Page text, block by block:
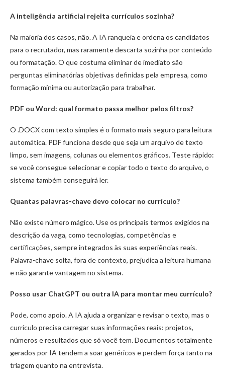
A inteligência artificial rejeita currículos sozinha?
Na maioria dos casos, não. A IA ranqueia e ordena os candidatos
para o recrutador, mas raramente descarta sozinha por conteúdo
ou formatação. O que costuma eliminar de imediato são
perguntas eliminatórias objetivas definidas pela empresa, como
formação mínima ou autorização para trabalhar.
PDF ou Word: qual formato passa melhor pelos filtros?
O .DOCX com texto simples é o formato mais seguro para leitura
automática. PDF funciona desde que seja um arquivo de texto
limpo, sem imagens, colunas ou elementos gráficos. Teste rápido:
se você consegue selecionar e copiar todo o texto do arquivo, o
sistema também conseguirá ler.
Quantas palavras-chave devo colocar no currículo?
Não existe número mágico. Use os principais termos exigidos na
descrição da vaga, como tecnologias, competências e
certificações, sempre integrados às suas experiências reais.
Palavra-chave solta, fora de contexto, prejudica a leitura humana
e não garante vantagem no sistema.
Posso usar ChatGPT ou outra IA para montar meu currículo?
Pode, como apoio. A IA ajuda a organizar e revisar o texto, mas o
currículo precisa carregar suas informações reais: projetos,
números e resultados que só você tem. Documentos totalmente
gerados por IA tendem a soar genéricos e perdem força tanto na
triagem quanto na entrevista.